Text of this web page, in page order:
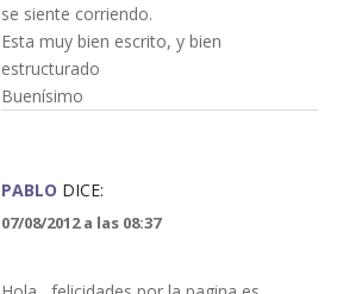
se siente corriendo.
Esta muy bien escrito, y bien
estructurado
Buenísimo
PABLO DICE:
07/08/2012 a las 08:37